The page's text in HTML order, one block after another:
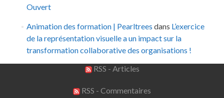
Ouvert
Animation des formation | Pearltrees dans L’exercice
de la représentation visuelle a un impact sur la
transformation collaborative des organisations !
RSS - Articles
RSS - Commentaires